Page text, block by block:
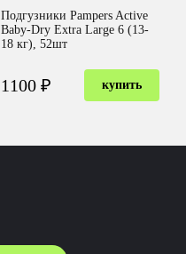
Подгузники Pampers Active
Baby-Dry Extra Large 6 (13-
18 кг), 52шт
1100 ₽ купить